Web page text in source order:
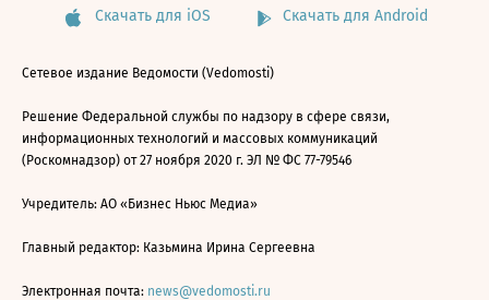
Скачать для iOS Скачать для Android
Сетевое издание Ведомости (Vedomosti)
Решение Федеральной службы по надзору в сфере связи,
информационных технологий и массовых коммуникаций
(Роскомнадзор) от 27 ноября 2020 г. ЭЛ № ФС 77-79546
Учредитель: АО «Бизнес Ньюс Медиа»
Главный редактор: Казьмина Ирина Сергеевна
Электронная почта: news@vedomosti.ru